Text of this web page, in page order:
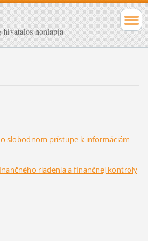
hivatalos honlapja
o slobodnom prístupe k informáciám
riadeniaa finančnej kontroly